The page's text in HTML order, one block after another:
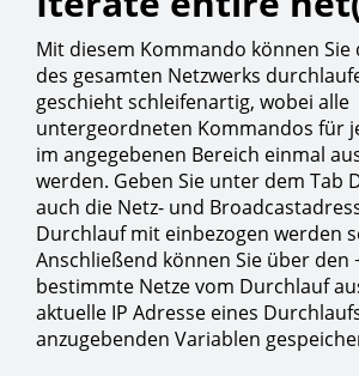
Mit diesem Kommando können Sie
des gesamten Netzwerks
geschieht schleifenartig, wobei alle
untergeordneten Kommandos für
im angegebenen Bereich einmal
werden. Geben Sie unter dem Tab
auch die Netz- und
Durchlauf mit einbezogen werden
Anschließend können Sie über den
bestimmte Netze vom Durchlauf
aktuelle IP Adresse eines
anzugebenden Variablen